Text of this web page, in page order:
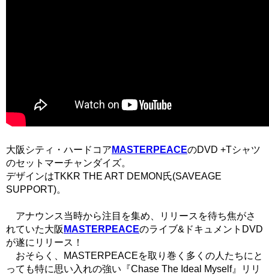
大阪シティ・ハードコア MASTERPEACEのDVD +Tシャツ
のセットマーチャンダイズ。
デザインはTKKR THE ART DEMON氏(SAVEAGE
SUPPORT)。
アナウンス当時から注目を集め、リリースを待ち焦がさ
れていた大阪 MASTERPEACEのライブ&ドキュメントDVD
が遂にリリース！
おそらく、MASTERPEACEを取り巻く多くの人たちにと
っても特に思い入れの強い『Chase The Ideal Myself』リリ